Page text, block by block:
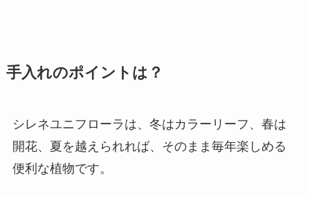
手入れのポイントは？
シレネユニフローラは、冬はカラーリーフ、春は
開花、夏を越えられれば、そのまま毎年楽しめる
便利な植物です。